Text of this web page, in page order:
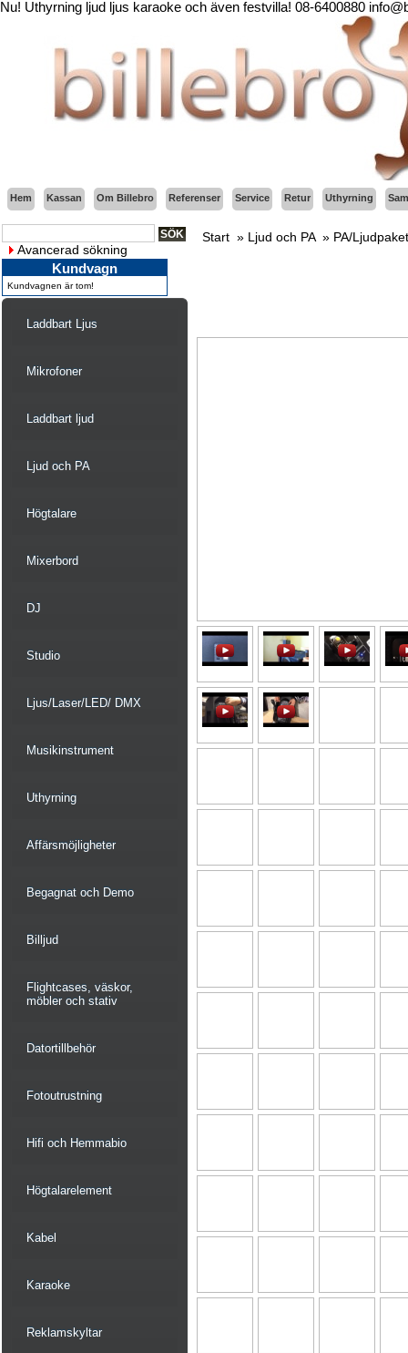
Nu! Uthyrning ljud ljus karaoke och även festvilla! 08-6400880
Hem Kassan Om Billebro Referenser Service Retur Uthyrning
Avancerad sökning
Kundvagn
Kundvagnen är tom!
Laddbart Ljus
Mikrofoner
Laddbart ljud
Ljud och PA
Högtalare
Mixerbord
DJ
Studio
Ljus/Laser/LED/ DMX
Musikinstrument
Uthyrning
Affärsmöjligheter
Begagnat och Demo
Billjud
Flightcases, väskor,
möbler och stativ
Datortillbehör
Fotoutrustning
Hifi och Hemmabio
Högtalarelement
Kabel
Karaoke
Reklamskyltar
Start » Ljud och PA» PA/Ljudpaket